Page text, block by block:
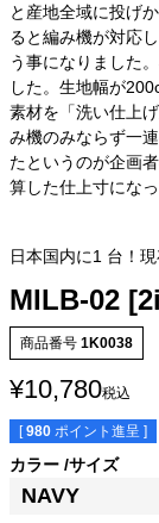
と産地全域に投げ
ると編み機が対応
う事になりました
した。生地幅が
素材を「洗い仕上
み機のみならず一
たというのが企画
算した仕上寸にな
日本国内に1 台！
MILB-02
商品番号 1K0038
¥10,780税込
[ 980 ポイント進呈 ]
カラー サイズ
NAVY